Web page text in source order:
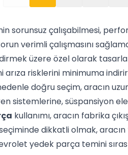
çalışabilmesi,
verimli çalışmasını
üzere özel olarak
risklerini minimuma
doğru seçim, aracın
sistemlerine, süspansiyon
kullanımı, aracın fabrika
dikkatli olmak,
yedek parça temini